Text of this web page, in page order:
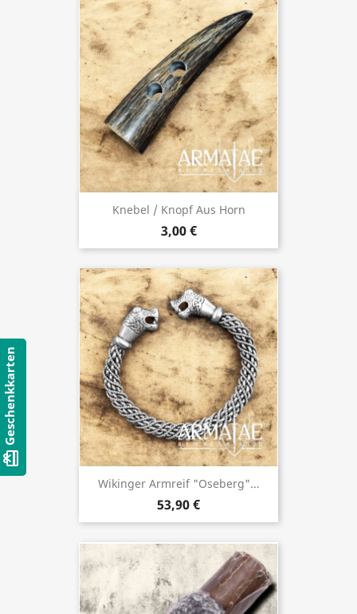
Knebel / Knopf Aus Horn
3,00 €
Wikinger Armreif "Oseberg"...
53,90 €
card_giftcard
Geschenkkarten